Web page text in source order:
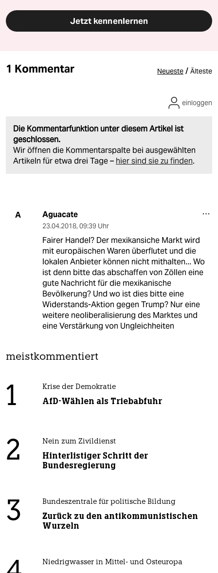
Jetzt kennenlernen
1 Kommentar Neueste / Älteste
Die Kommentarfunktion unter diesem Artikel ist
geschlossen.
Wir öffnen die Kommentarspalte bei ausgewählten
Artikeln für etwa drei Tage – hier sind sie zu finden.
einloggen
A Aguacate
23.04.2018, 09:39 Uhr
Fairer Handel? Der mexikansiche Markt wird
mit europäischen Waren überflutet und die
lokalen Anbieter können nicht mithalten... Wo
ist denn bitte das abschaffen von Zöllen eine
gute Nachricht für die mexikanische
Bevölkerung? Und wo ist dies bitte eine
Widerstands-Aktion gegen Trump? Nur eine
weitere neoliberalisierung des Marktes und
eine Verstärkung von Ungleichheiten
meistkommentiert
1 Krise der Demokratie
AfD-Wählen als Triebabfuhr
2 Nein zum Zivildienst
Hinterlistiger Schritt der
Bundesregierung
3 Bundeszentrale für politische Bildung
Zurück zu den antikommunistischen
Wurzeln
Niedrigwasser in Mittel- und Osteuropa